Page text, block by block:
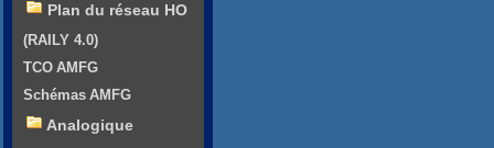
Plan du réseau HO
(RAILY 4.0)
TCO AMFG
Schémas AMFG
Analogique